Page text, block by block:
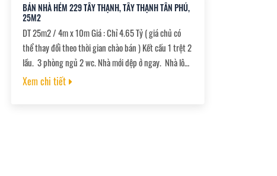
BÁN NHÀ HẺM 229 TÂY THẠNH, TÂY THẠNH TÂN PHÚ,
25M2
DT 25m2 / 4m x 10m Giá : Chỉ 4.65 Tỷ ( giá chủ có
thể thay đổi theo thời gian chào bán ) Kết cấu 1 trệt 2
lầu. 3 phòng ngủ 2 wc. Nhà mới dệp ở ngay. Nhà lô
góc 2 mặt thoáng. Gần hẻm xe hơi. Sổ vuông đẹp
Xem chi tiết